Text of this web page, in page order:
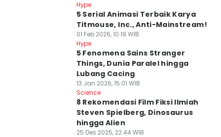
Hype
5 Serial Animasi Terbaik Karya
Titmouse, Inc., Anti-Mainstream!
01 Feb 2026, 10:19 WIB
Hype
5 Fenomena Sains Stranger
Things, Dunia Paralel hingga
Lubang Cacing
13 Jan 2026, 15:01 WIB
Science
8 Rekomendasi Film Fiksi Ilmiah
Steven Spielberg, Dinosaurus
hingga Alien
25 Des 2025, 22:44 WIB